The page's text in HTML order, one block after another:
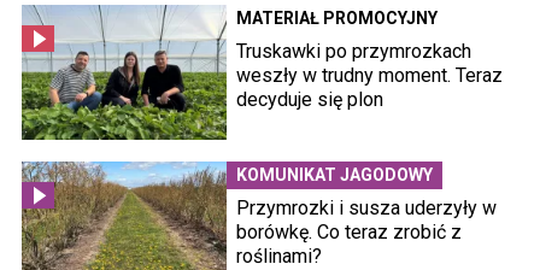
MATERIAŁ PROMOCYJNY
Truskawki po przymrozkach
weszły w trudny moment. Teraz
decyduje się plon
KOMUNIKAT JAGODOWY
Przymrozki i susza uderzyły w
borówkę. Co teraz zrobić z
roślinami?